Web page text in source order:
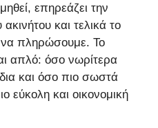
επηρεάζει την
ακινήτου και τελικά το
πληρώσουμε. Το
απλό: όσο νωρίτερα
και όσο πιο σωστά
εύκολη και οικονομική